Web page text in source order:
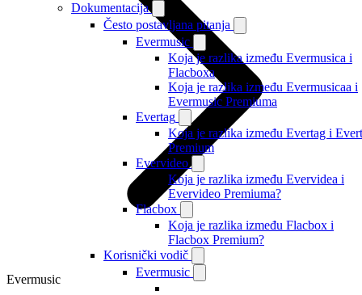
Dokumentacija
Često postavljana pitanja
Evermusic
Koja je razlika između Evermusica i
Flacboxa
Koja je razlika između Evermusicaa i
Evermusic Premiuma
Evertag
Koja je razlika između Evertag i
Premium
Evervideo
Koja je razlika između Evervidea i
Evervideo Premiuma?
Flacbox
Koja je razlika između Flacbox i
Flacbox Premium?
Korisnički vodič
Evermusic
Evermusic